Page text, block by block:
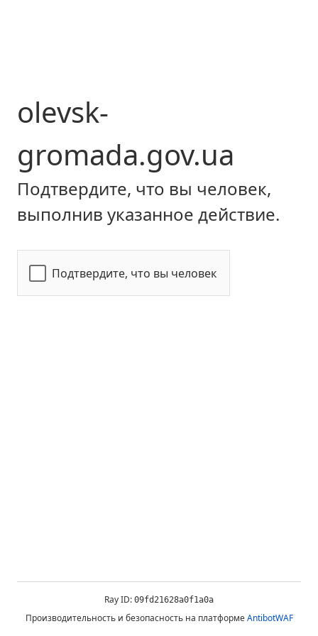
olevsk-
gromada.gov.ua
Подтвердите, что вы человек,
выполнив указанное действие.
Подтвердите, что вы человек
Ray ID: 09fd21628a0f1a0a
Производительность и безопасность на платформеAntibotWAF